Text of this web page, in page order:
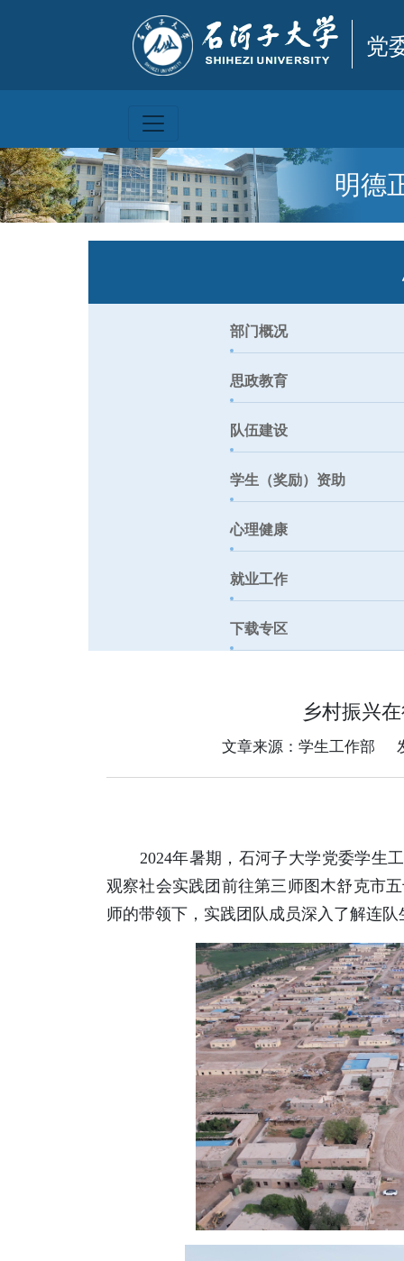
党
明德
部门概况
思政教育
队伍建设
学生（奖励）资助
心理健康
就业工作
下载专区
乡村振兴
文章来源：学生工作部
2024年暑期，石河子大学党委学生工
观察社会实践团前往第三师图木舒克市
师的带领下，实践团队成员深入了解连